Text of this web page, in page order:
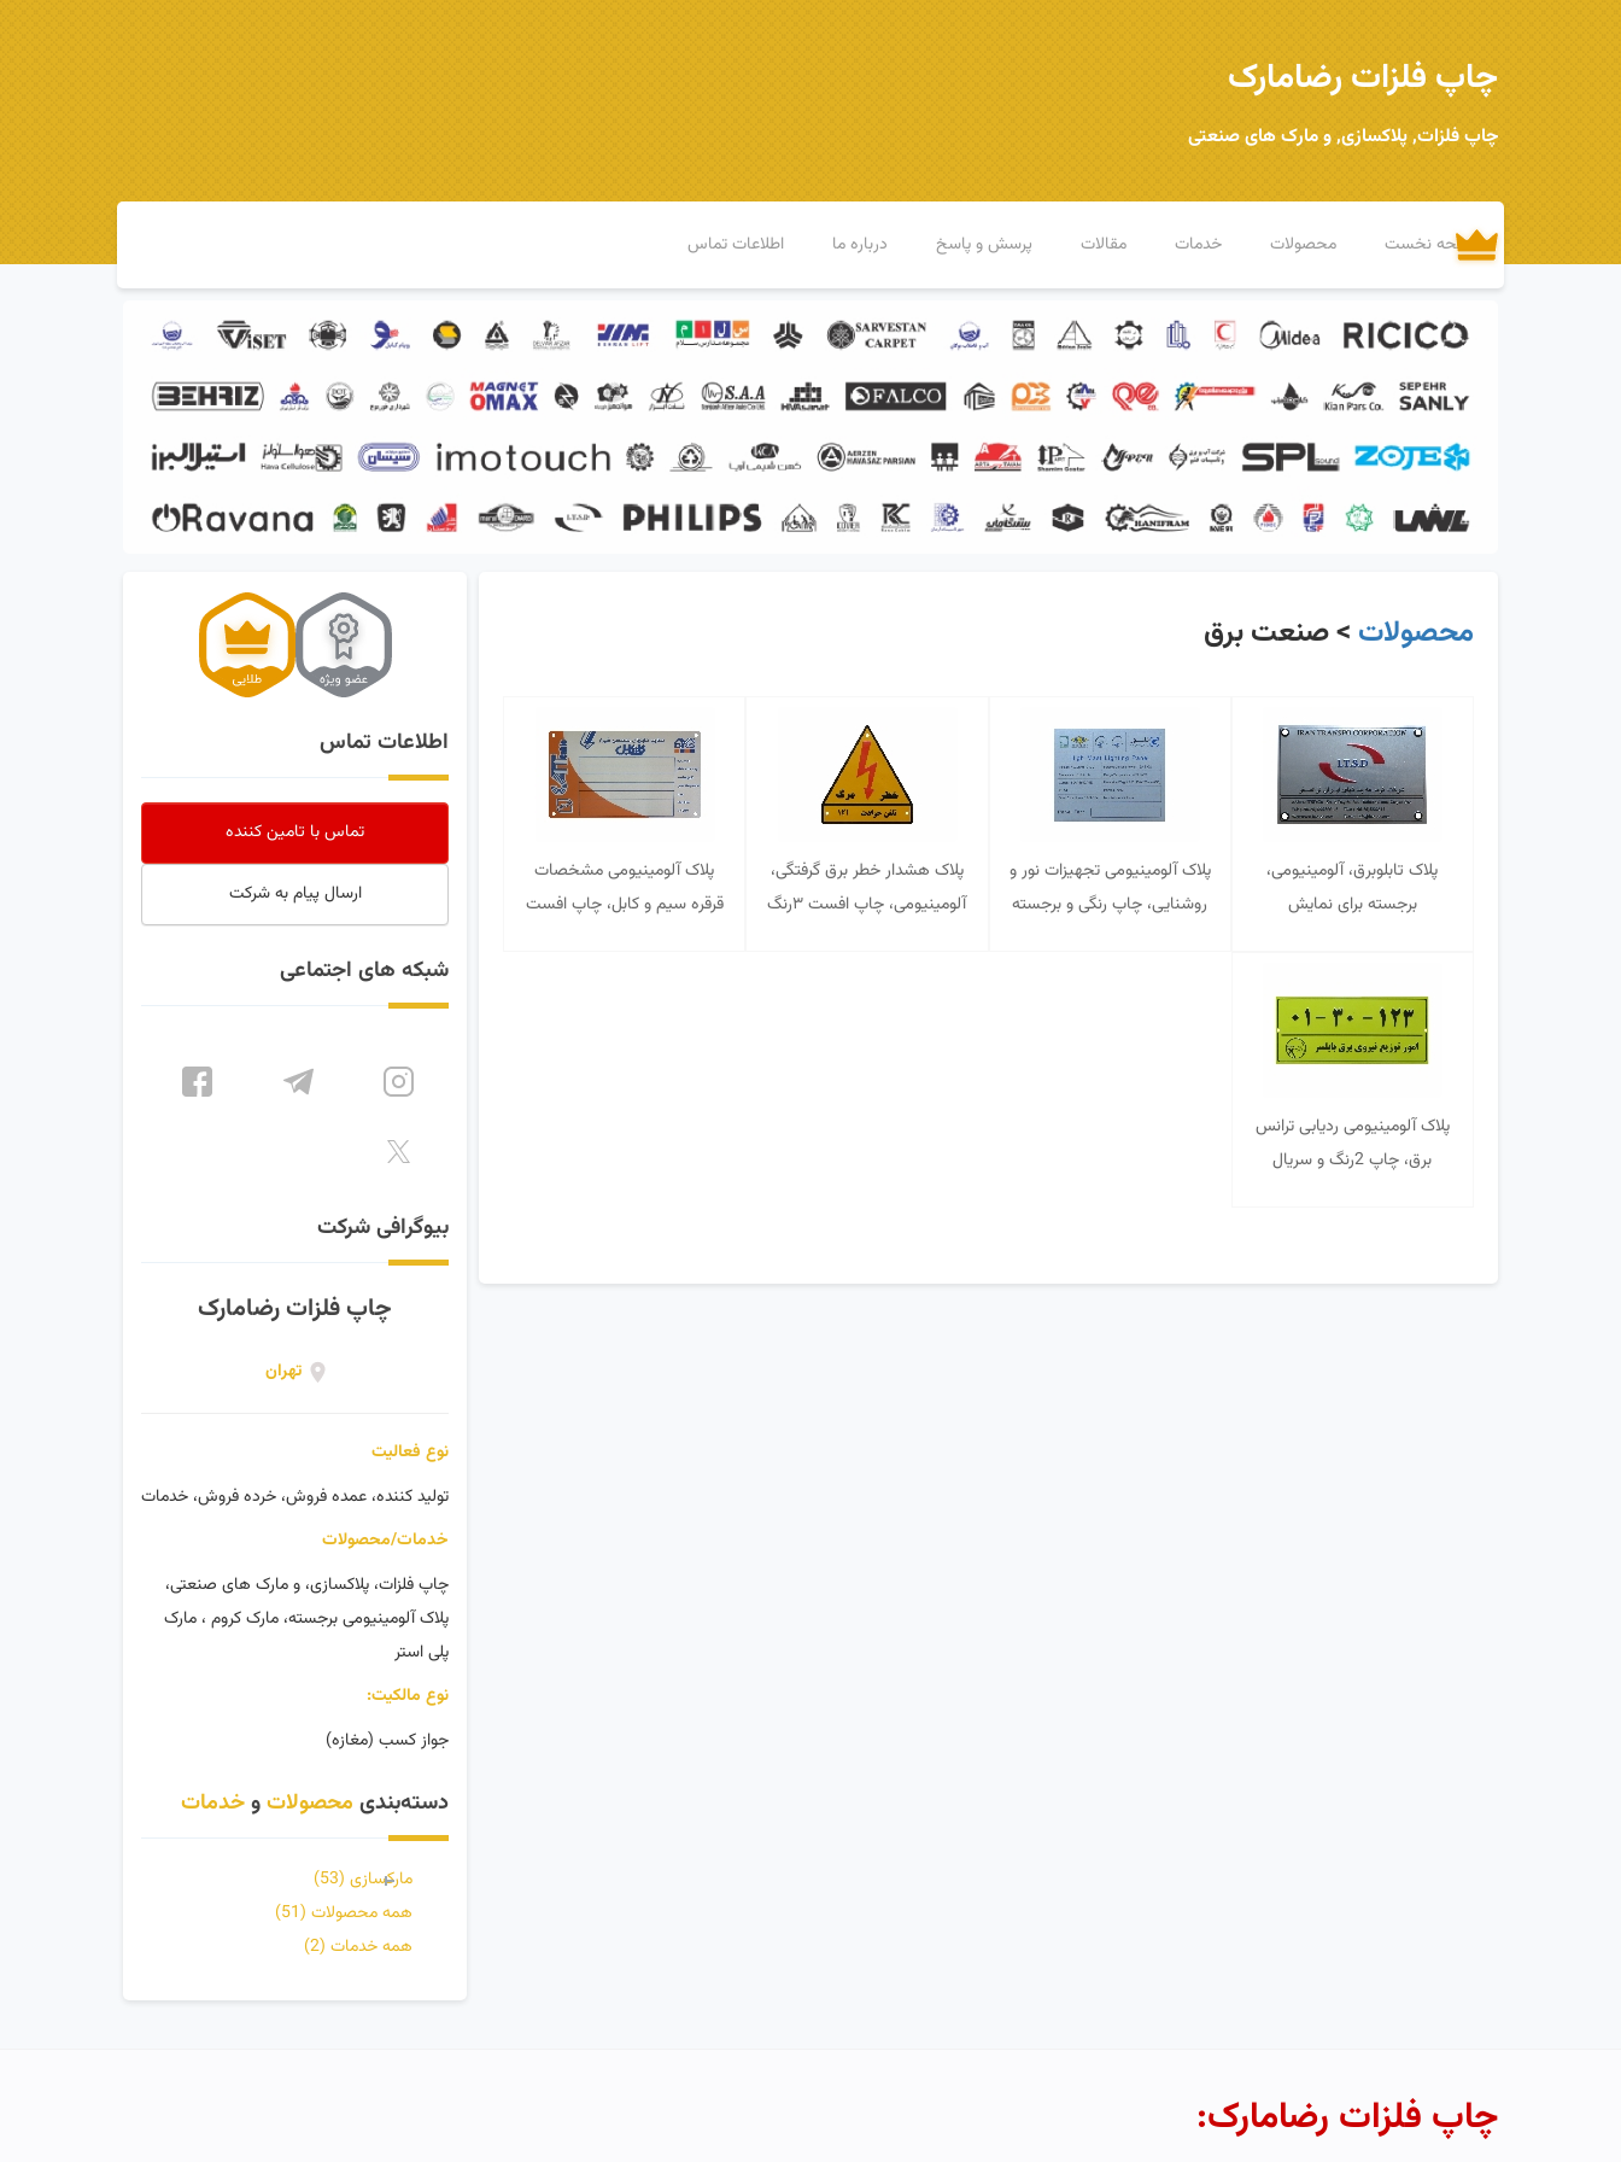
چاپ فلزات رضامارک
چاپ فلزات, پلاکسازی, و مارک های صنعتی
صفحه نخست محصولات خدمات مقالات پرسش و پاسخ درباره ما اطلاعات تماس
محصولات > صنعت برق
پلاک تابلوبرق، آلومینیومی،
برجسته برای نمایش
پلاک آلومینیومی تجهیزات نور و
روشنایی، چاپ رنگی و برجسته
پلاک هشدار خطر برق گرفتگی،
آلومینیومی، چاپ افست ۳رنگ
پلاک آلومینیومی مشخصات
قرقره سیم و کابل، چاپ افست
پلاک آلومینیومی ردیابی ترانس
برق، چاپ 2رنگ و سریال
اطلاعات تماس
تماس با تامین کننده
ارسال پیام به شرکت
شبکه های اجتماعی
بیوگرافی شرکت
چاپ فلزات رضامارک
تهران
نوع فعالیت
تولید کننده، عمده فروش، خرده فروش، خدمات
خدمات/محصولات
چاپ فلزات، پلاکسازی، و مارک های صنعتی،
پلاک آلومینیومی برجسته، مارک کروم ، مارک
پلی استر
نوع مالکیت:
جواز کسب (مغازه)
دسته‌بندی محصولاتوخدمات
مارکسازی (53)
همه محصولات (51)
همه خدمات (2)
چاپ فلزات رضامارک: